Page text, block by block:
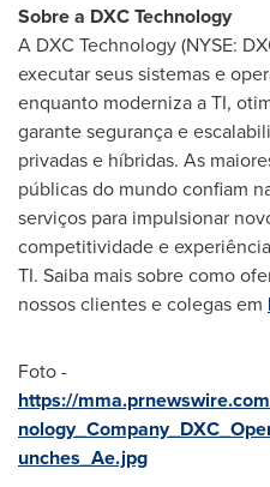
Sobre a DXC Technology
A DXC Technology (NYSE:
executar seus sistemas e
enquanto moderniza a TI,
garante segurança e
privadas e híbridas. As
públicas do mundo confiam
serviços para impulsionar
competitividade e
TI. Saiba mais sobre como
nossos clientes e colegas em
Foto -
https://
unches_Ae.jpg